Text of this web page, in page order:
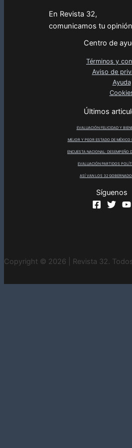
En Revista 32,
comunicamos tu
Centro de
Términos y
Aviso de
Ayuda
Últimos
EVALUACIÓN FELICIDAD Y
MEJOR Y PEOR ESTADO DE
ENCUESTA NACIONAL: DESEMPEÑO
EVALUACIÓN PARTIDOS
ASÍ VAN LOS 32
Síguenos
Copyright © 2026 | Revista 32.